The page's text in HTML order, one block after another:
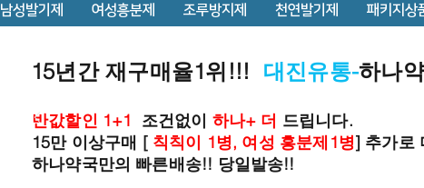
남성발기제 여성흥분제 조루방지제 천연발기제 패키지상
15년간 재구매율1위!!! 대진유통-하나
반값할인 1+1 조건없이 하나+ 더 드립니다.
15만 이상구매 [ 칙칙이 1병, 여성 흥분제1병] 추가로
하나약국만의 빠른배송!! 당일발송!!